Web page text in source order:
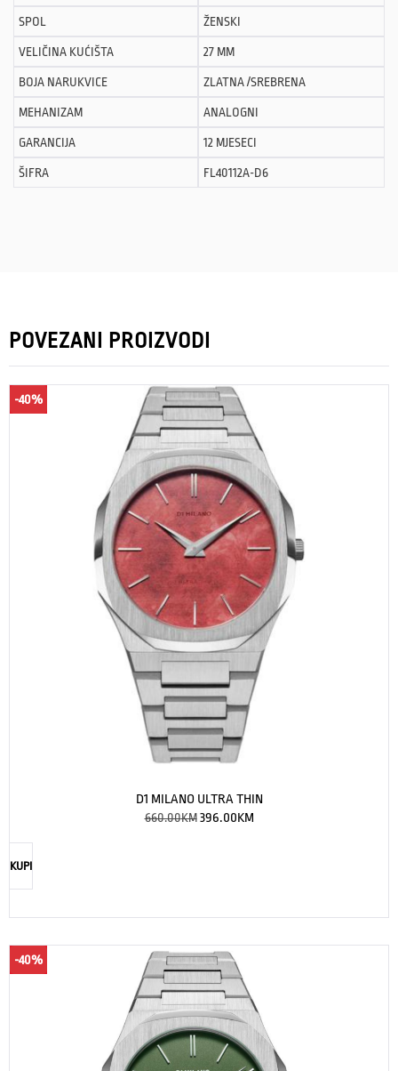
SPOL ŽENSKI
VELIČINA KUĆIŠTA 27 MM
BOJA NARUKVICE ZLATNA /SREBRENA
MEHANIZAM ANALOGNI
GARANCIJA 12 MJESECI
ŠIFRA FL40112A-D6
POVEZANI PROIZVODI
-40%
D1 MILANO ULTRA THIN
660.00KM 396.00KM
KUPI
-40%